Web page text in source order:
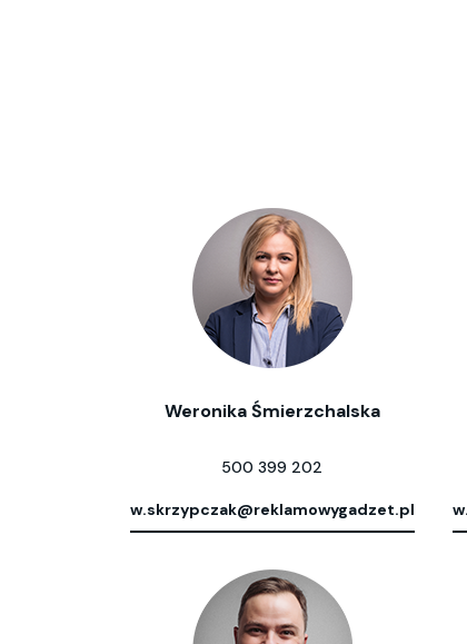
Weronika Śmierzchalska
500 399 202
w.skrzypczak@reklamowygadzet.pl